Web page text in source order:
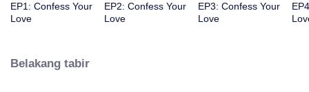
EP1: Confess Your
Love
EP2: Confess Your
Love
EP3: Confess Your
Love
Belakang tabir